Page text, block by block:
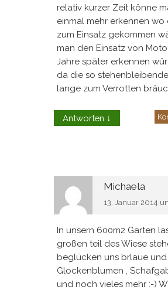
relativ kurzer Zeit könne
einmal mehr erkennen wo
zum Einsatz gekommen
man den Einsatz von
Jahre später erkennen
da die so
lange zum Verrotten
Antworten ↓
Michaela
13. Januar 2014
In unsern 600m2 Garten
großen teil des Wiese
beglücken uns brlaue und
Glockenblumen ,
und noch vieles mehr :-)